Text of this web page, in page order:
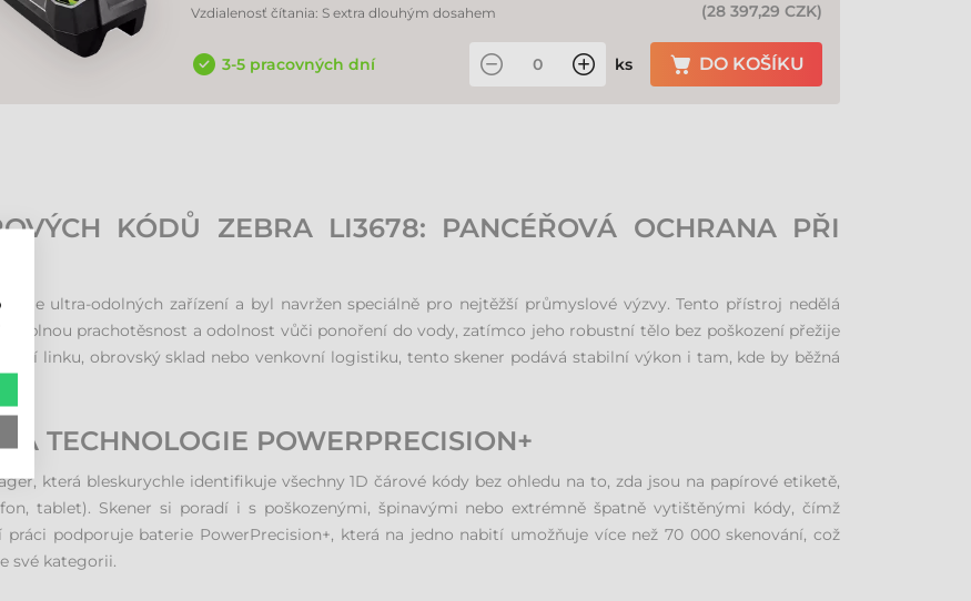
Vzdialenosť čítania: S extra dlouhým dosahem
(28 397,29 CZK)
3-5 pracovných dní ks DO KOŠÍKU
KÓDŮ ZEBRA LI3678: PANCÉŘOVÁ OCHRANA PŘI
ultra-odolných zařízení a byl navržen speciálně pro nejtěžší průmyslové výzvy. Tento přístroj nedělá
úplnou prachotěsnost a odolnost vůči ponoření do vody, zatímco jeho robustní tělo bez poškození přežije
linku, obrovský sklad nebo venkovní logistiku, tento skener podává stabilní výkon i tam, kde by běžná
A TECHNOLOGIE POWERPRECISION+
která bleskurychle identifikuje všechny 1D čárové kódy bez ohledu na to, zda jsou na papírové etiketě,
tablet). Skener si poradí i s poškozenými, špinavými nebo extrémně špatně vytištěnými kódy, čímž
podporuje baterie PowerPrecision+, která na jedno nabití umožňuje více než 70 000 skenování, což
své kategorii.